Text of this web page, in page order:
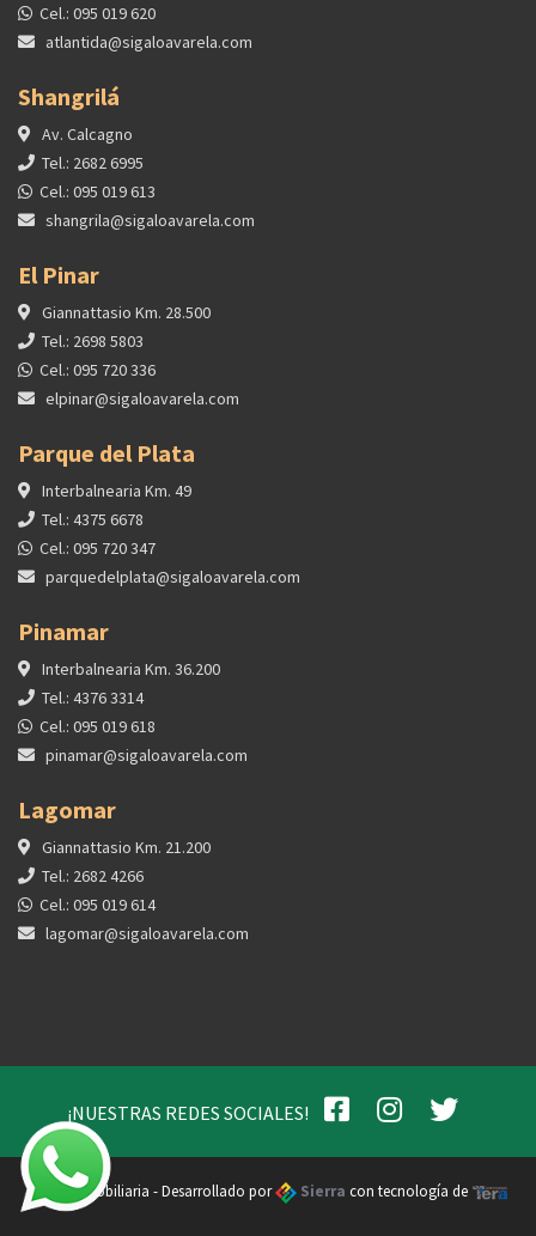
Cel.: 095 019 620
atlantida@sigaloavarela.com
Shangrilá
Av. Calcagno
Tel.: 2682 6995
Cel.: 095 019 613
shangrila@sigaloavarela.com
El Pinar
Giannattasio Km. 28.500
Tel.: 2698 5803
Cel.: 095 720 336
elpinar@sigaloavarela.com
Parque del Plata
Interbalnearia Km. 49
Tel.: 4375 6678
Cel.: 095 720 347
parquedelplata@sigaloavarela.com
Pinamar
Interbalnearia Km. 36.200
Tel.: 4376 3314
Cel.: 095 019 618
pinamar@sigaloavarela.com
Lagomar
Giannattasio Km. 21.200
Tel.: 2682 4266
Cel.: 095 019 614
lagomar@sigaloavarela.com
¡NUESTRAS REDES SOCIALES!
Varela Inmobiliaria - Desarrollado por Sierra con tecnología de